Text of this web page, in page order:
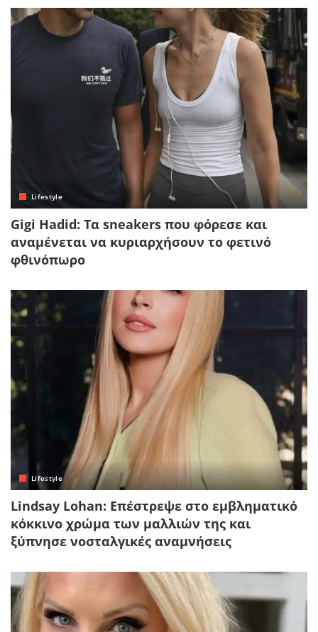
Lifestyle
Gigi Hadid: Τα sneakers που φόρεσε και
αναμένεται να κυριαρχήσουν το φετινό
φθινόπωρο
Lifestyle
Lindsay Lohan: Επέστρεψε στο εμβληματικό
κόκκινο χρώμα των μαλλιών της και
ξύπνησε νοσταλγικές αναμνήσεις